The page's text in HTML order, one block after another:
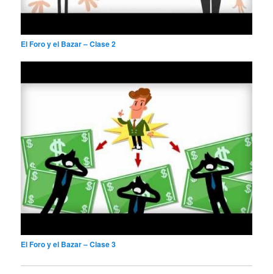
El Foro y el Bazar – Clase 2
El Foro y el Bazar – Clase 3